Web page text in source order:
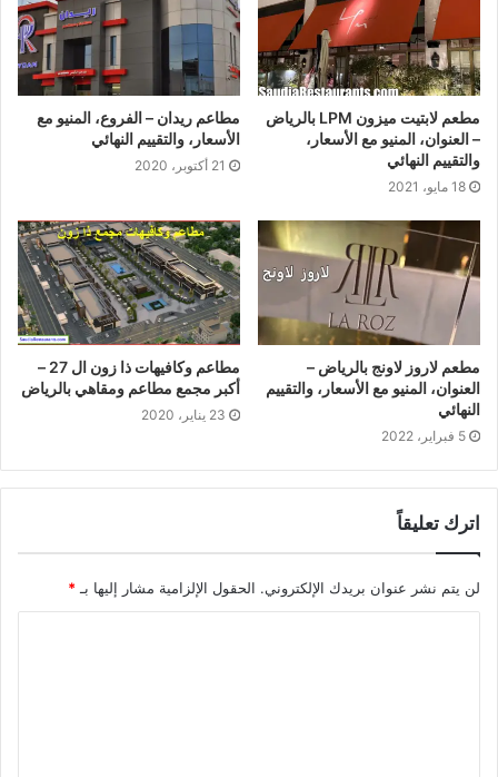
مطعم لابتيت ميزون LPM بالرياض
– العنوان، المنيو مع الأسعار،
والتقييم النهائي
18 مايو، 2021
مطاعم ريدان – الفروع، المنيو مع
الأسعار، والتقييم النهائي
21 أكتوبر، 2020
مطعم لاروز لاونج بالرياض –
العنوان، المنيو مع الأسعار، والتقييم
النهائي
5 فبراير، 2022
مطاعم وكافيهات ذا زون ال 27 –
أكبر مجمع مطاعم ومقاهي بالرياض
23 يناير، 2020
اترك تعليقاً
لن يتم نشر عنوان بريدك الإلكتروني. الحقول الإلزامية مشار إليها بـ*